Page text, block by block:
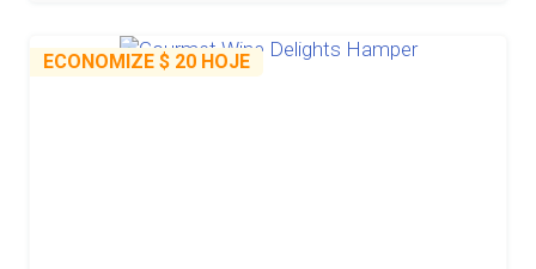
ECONOMIZE $ 20 HOJE